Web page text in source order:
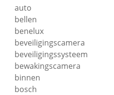
auto
bellen
benelux
beveiligingscamera
beveiligingssysteem
bewakingscamera
binnen
bosch